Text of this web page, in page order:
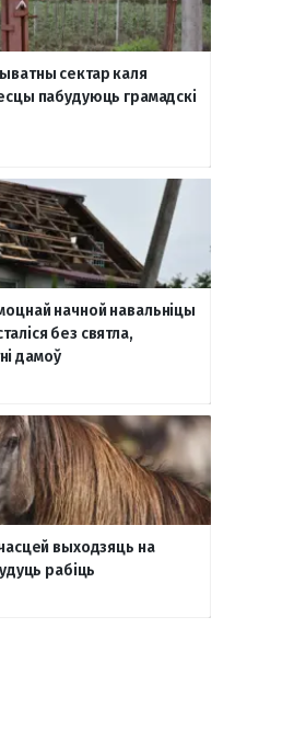
сектар каля
пабудуюць грамадскі
начной навальніцы
без святла,
дамоў
часцей выходзяць на
рабіць